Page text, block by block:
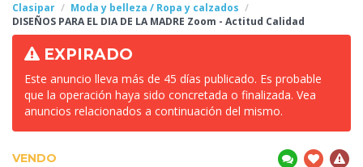
Clasipar
Moda y belleza / Ropa y calzados
DISEÑOS PARA EL DIA DE LA MADRE Zoom - Actitud Calidad
EXPIRADO
Este anuncio lleva más de 45 días publicado. Es probable
que la operación haya sido concretada o finalizada. Vea
anuncios relacionados a continuación del mismo.
VENDO